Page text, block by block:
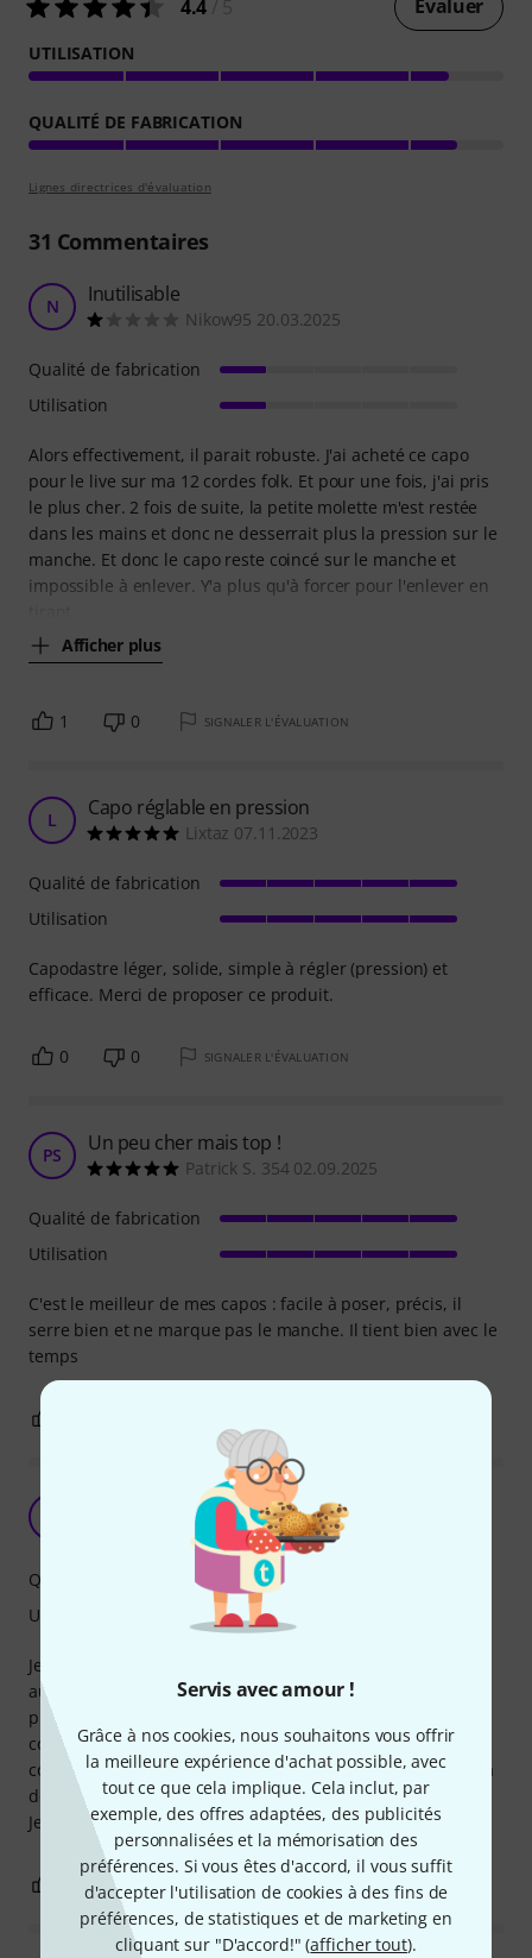
Servis avec amour !
Grâce à nos cookies, nous souhaitons vous offrir
la meilleure expérience d'achat possible, avec
tout ce que cela implique. Cela inclut, par
exemple, des offres adaptées, des publicités
personnalisées et la mémorisation des
préférences. Si vous êtes d'accord, il vous suffit
d'accepter l'utilisation de cookies à des fins de
préférences, de statistiques et de marketing en
cliquant sur "D'accord!" (afficher tout).
4.4 Évaluer
UTILISATION
QUALITÉ DE FABRICATION
Lignes directrices d'évaluation
31 Commentaires
N Inutilisable
Nikow95 20.03.2025
Alors effectivement, il parait robuste. J'ai acheté ce capo
pour le live sur ma 12 cordes folk. Et pour une fois, j'ai pris
le plus cher. 2 fois de suite, la petite molette m'est restée
dans les mains et donc ne desserrait plus la pression sur le
manche. Et donc le capo reste coincé sur le manche et
impossible à enlever. Y'a plus qu'à forcer pour l'enlever en
Afficher plus
Qualité de fabrication
Utilisation
1 0 SIGNALER L'ÉVALUATION
L Capo réglable en pression
Lixtaz 07.11.2023
Capodastre léger, solide, simple à régler (pression) et
efficace. Merci de proposer ce produit.
Qualité de fabrication
Utilisation
0 0 SIGNALER L'ÉVALUATION
PS Un peu cher mais top !
Patrick S. 354 02.09.2025
C'est le meilleur de mes capos : facile à poser, précis, il
serre bien et ne marque pas le manche. Il tient bien avec le
temps
Qualité de fabrication
Utilisation
Inutilisable dans le temps
de MONT GRIMM 27.03.2025
Je l'ai utilisé essentiellement sur ma 12 cordes, impeccable
au début, mais au fil du temps, il faut serrer la molette de
plus en plus et après 1 an il devient inutilisable sur la 12
cordes, n'assurant plus sa fonction. Alors oui pour une 6
cordes mais non pour une 12 cordes. Il y a tromperie sur la
description.
Je vais me retourner sur un modèle à pince.
Qualité de fabrication
Utilisation
SIGNALER L'ÉVALUATION